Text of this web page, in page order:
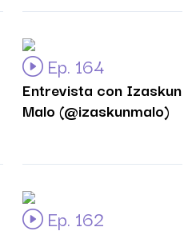
Ep. 164
Entrevista con Izaskun
Malo (@izaskunmalo)
Ep. 162